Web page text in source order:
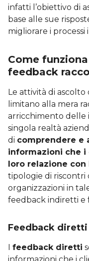
infatti l’obiettivo di
base alle sue
migliorare i processi
Come
feedback
Le attività di ascolto
limitano alla mera
arricchimento delle
singola realtà
di comprendere e
informazioni che i
loro relazione con
tipologie di riscontri
organizzazioni in
feedback indiretti e
Feedback diretti
I feedback diretti